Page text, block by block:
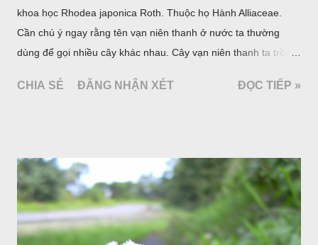
khoa học Rhodea japonica Roth. Thuộc họ Hành Alliaceae.
Cần chú ý ngay rằng tên vạn niên thanh ở nước ta thường
dùng để gọi nhiều cây khác nhau. Cây vạn niên thanh ta trồng
Araceae. Còn cây vạn niên thanh giới thiệu ở đây thuộc họ
CHIA SẺ ĐĂNG NHẬN XÉT ĐỌC TIẾP »